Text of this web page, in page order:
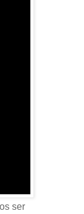
ser